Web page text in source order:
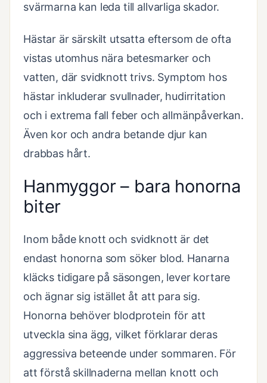
svärmarna kan leda till allvarliga skador.
Hästar är särskilt utsatta eftersom de ofta
vistas utomhus nära betesmarker och
vatten, där svidknott trivs. Symptom hos
hästar inkluderar svullnader, hudirritation
och i extrema fall feber och allmänpåverkan.
Även kor och andra betande djur kan
drabbas hårt.
Hanmyggor – bara honorna
biter
Inom både knott och svidknott är det
endast honorna som söker blod. Hanarna
kläcks tidigare på säsongen, lever kortare
och ägnar sig istället åt att para sig.
Honorna behöver blodprotein för att
utveckla sina ägg, vilket förklarar deras
aggressiva beteende under sommaren. För
att förstå skillnaderna mellan knott och